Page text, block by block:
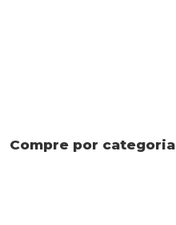
Compre por categoria